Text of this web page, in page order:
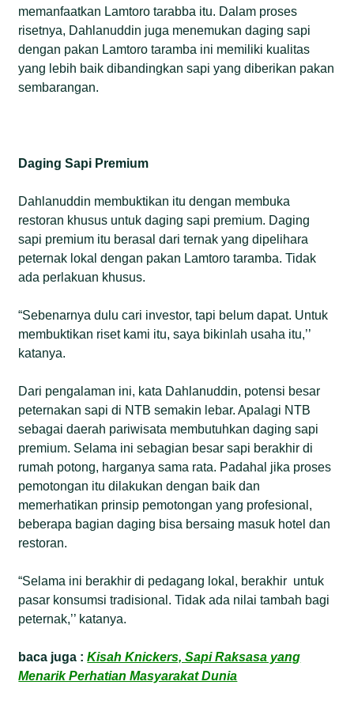
memanfaatkan Lamtoro tarabba itu. Dalam proses
risetnya, Dahlanuddin juga menemukan daging sapi
dengan pakan Lamtoro taramba ini memiliki kualitas
yang lebih baik dibandingkan sapi yang diberikan pakan
sembarangan.
Daging Sapi Premium
Dahlanuddin membuktikan itu dengan membuka
restoran khusus untuk daging sapi premium. Daging
sapi premium itu berasal dari ternak yang dipelihara
peternak lokal dengan pakan Lamtoro taramba. Tidak
ada perlakuan khusus.
“Sebenarnya dulu cari investor, tapi belum dapat. Untuk
membuktikan riset kami itu, saya bikinlah usaha itu,’’
katanya.
Dari pengalaman ini, kata Dahlanuddin, potensi besar
peternakan sapi di NTB semakin lebar. Apalagi NTB
sebagai daerah pariwisata membutuhkan daging sapi
premium. Selama ini sebagian besar sapi berakhir di
rumah potong, harganya sama rata. Padahal jika proses
pemotongan itu dilakukan dengan baik dan
memerhatikan prinsip pemotongan yang profesional,
beberapa bagian daging bisa bersaing masuk hotel dan
restoran.
“Selama ini berakhir di pedagang lokal, berakhir untuk
pasar konsumsi tradisional. Tidak ada nilai tambah bagi
peternak,’’ katanya.
baca juga :Kisah Knickers, Sapi Raksasa yang
Menarik Perhatian Masyarakat Dunia